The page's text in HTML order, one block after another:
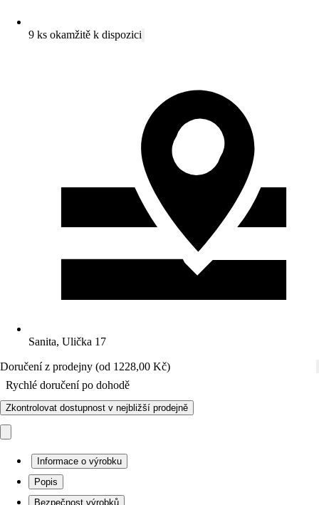
9 ks okamžitě k dispozici
Sanita, Ulička 17
Doručení z prodejny (od 1228,00 Kč)
Rychlé doručení po dohodě
Zkontrolovat dostupnost v nejbližší prodejně
Informace o výrobku
Popis
Bezpečnost výrobků